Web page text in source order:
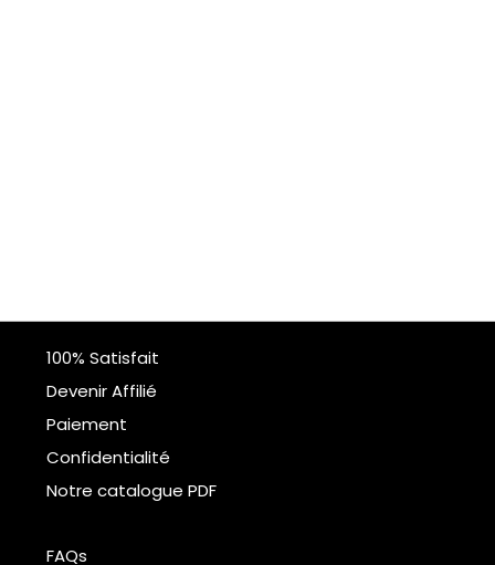
100% Satisfait
Devenir Affilié
Paiement
Confidentialité
Notre catalogue PDF
FAQs